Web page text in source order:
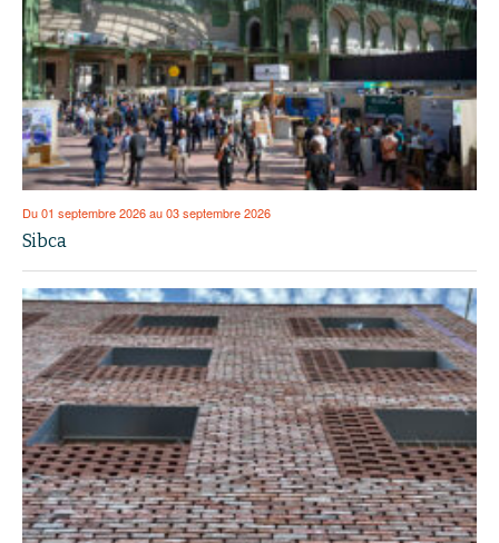
Du 01 septembre 2026 au 03 septembre 2026
Sibca